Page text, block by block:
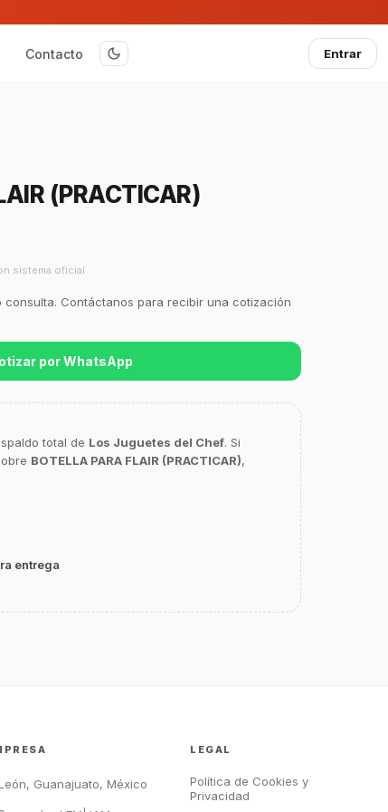
Contacto Entrar
(PRACTICAR)
sistema oficial
consulta. Contáctanos para recibir una cotización
por WhatsApp
total de Los Juguetes del Chef. Si
BOTELLA PARA FLAIR (PRACTICAR),
entrega
GastroArt.
Métodos de envío y entrega
Ver sucursales y contacto
Guanajuato, México
LEGAL
Política de Cookies y
Privacidad